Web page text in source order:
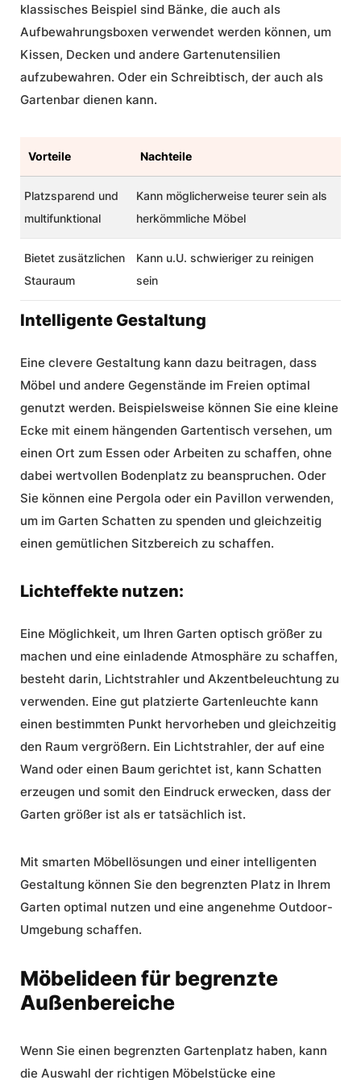
klassisches Beispiel sind Bänke, die auch als
Aufbewahrungsboxen verwendet werden können, um
Kissen, Decken und andere Gartenutensilien
aufzubewahren. Oder ein Schreibtisch, der auch als
Gartenbar dienen kann.
Vorteile Nachteile
Platzsparend und
multifunktional
Kann möglicherweise teurer sein als
herkömmliche Möbel
Bietet zusätzlichen
Stauraum
Kann u.U. schwieriger zu reinigen
sein
Intelligente Gestaltung
Eine clevere Gestaltung kann dazu beitragen, dass
Möbel und andere Gegenstände im Freien optimal
genutzt werden. Beispielsweise können Sie eine kleine
Ecke mit einem hängenden Gartentisch versehen, um
einen Ort zum Essen oder Arbeiten zu schaffen, ohne
dabei wertvollen Bodenplatz zu beanspruchen. Oder
Sie können eine Pergola oder ein Pavillon verwenden,
um im Garten Schatten zu spenden und gleichzeitig
einen gemütlichen Sitzbereich zu schaffen.
Lichteffekte nutzen:
Eine Möglichkeit, um Ihren Garten optisch größer zu
machen und eine einladende Atmosphäre zu schaffen,
besteht darin, Lichtstrahler und Akzentbeleuchtung zu
verwenden. Eine gut platzierte Gartenleuchte kann
einen bestimmten Punkt hervorheben und gleichzeitig
den Raum vergrößern. Ein Lichtstrahler, der auf eine
Wand oder einen Baum gerichtet ist, kann Schatten
erzeugen und somit den Eindruck erwecken, dass der
Garten größer ist als er tatsächlich ist.
Mit smarten Möbellösungen und einer intelligenten
Gestaltung können Sie den begrenzten Platz in Ihrem
Garten optimal nutzen und eine angenehme Outdoor-
Umgebung schaffen.
Möbelideen für begrenzte
Außenbereiche
Wenn Sie einen begrenzten Gartenplatz haben, kann
die Auswahl der richtigen Möbelstücke eine